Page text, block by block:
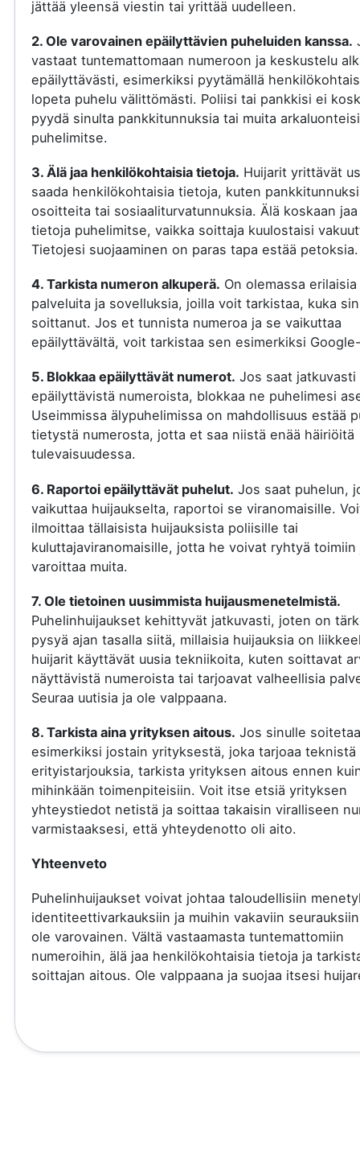
jättää yleensä viestin tai yrittää uudelleen.
2. Ole varovainen epäilyttävien puheluiden kanssa.
vastaat tuntemattomaan numeroon ja keskustelu
epäilyttävästi, esimerkiksi pyytämällä
lopeta puhelu välittömästi. Poliisi tai pankkisi ei
pyydä sinulta pankkitunnuksia tai muita
puhelimitse.
3. Älä jaa henkilökohtaisia tietoja. Huijarit yrittävät
saada henkilökohtaisia tietoja, kuten
osoitteita tai sosiaaliturvatunnuksia. Älä koskaan
tietoja puhelimitse, vaikka soittaja kuulostaisi
Tietojesi suojaaminen on paras tapa estää petoksia.
4. Tarkista numeron alkuperä. On olemassa erilaisia
palveluita ja sovelluksia, joilla voit tarkistaa, kuka
soittanut. Jos et tunnista numeroa ja se vaikuttaa
epäilyttävältä, voit tarkistaa sen esimerkiksi
5. Blokkaa epäilyttävät numerot. Jos saat jatkuvasti
epäilyttävistä numeroista, blokkaa ne puhelimesi
Useimmissa älypuhelimissa on mahdollisuus estää
tietystä numerosta, jotta et saa niistä enää häiriöitä
tulevaisuudessa.
6. Raportoi epäilyttävät puhelut. Jos saat puhelun,
vaikuttaa huijaukselta, raportoi se viranomaisille.
ilmoittaa tällaisista huijauksista poliisille tai
kuluttajaviranomaisille, jotta he voivat ryhtyä toimiin
varoittaa muita.
7. Ole tietoinen uusimmista huijausmenetelmistä.
Puhelinhuijaukset kehittyvät jatkuvasti, joten on
pysyä ajan tasalla siitä, millaisia huijauksia on
huijarit käyttävät uusia tekniikoita, kuten soittavat
näyttävistä numeroista tai tarjoavat valheellisia
Seuraa uutisia ja ole valppaana.
8. Tarkista aina yrityksen aitous. Jos sinulle
esimerkiksi jostain yrityksestä, joka tarjoaa teknistä
erityistarjouksia, tarkista yrityksen aitous ennen
mihinkään toimenpiteisiin. Voit itse etsiä yrityksen
yhteystiedot netistä ja soittaa takaisin viralliseen
varmistaaksesi, että yhteydenotto oli aito.
Yhteenveto
Puhelinhuijaukset voivat johtaa taloudellisiin
identiteettivarkauksiin ja muihin vakaviin
ole varovainen. Vältä vastaamasta tuntemattomiin
numeroihin, älä jaa henkilökohtaisia tietoja ja
soittajan aitous. Ole valppaana ja suojaa itsesi